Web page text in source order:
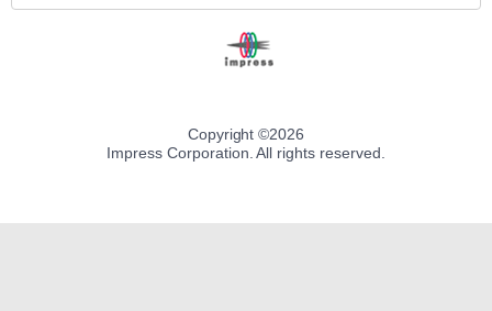
Copyright ©2026
Impress Corporation. All rights reserved.